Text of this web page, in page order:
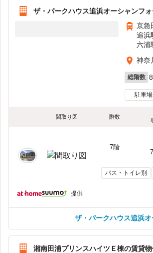
ザ・パークハウス追浜オーシャンフ
京急
追浜
六浦
神奈
総階数
駐車場
間取り図 階数
7階
バス・トイレ別
提供
ザ・パークハウス追浜
湘南田浦プリンスハイツＥ棟の賃貸